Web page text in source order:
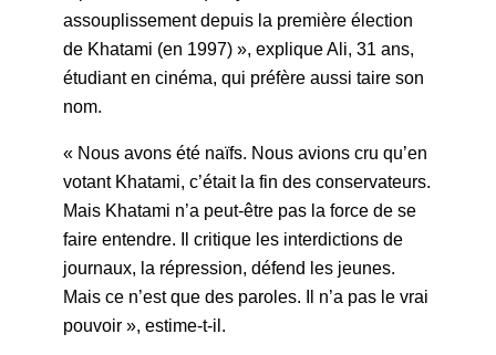
assouplissement depuis la première élection
de Khatami (en 1997) », explique Ali, 31 ans,
étudiant en cinéma, qui préfère aussi taire son
nom.
« Nous avons été naïfs. Nous avions cru qu’en
votant Khatami, c’était la fin des conservateurs.
Mais Khatami n’a peut-être pas la force de se
faire entendre. Il critique les interdictions de
journaux, la répression, défend les jeunes.
Mais ce n’est que des paroles. Il n’a pas le vrai
pouvoir », estime-t-il.